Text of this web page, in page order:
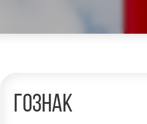
гознак